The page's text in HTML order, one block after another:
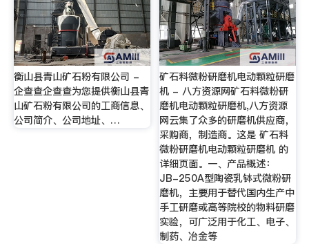
衡山县青山矿石粉有限公司 -
企查查企查查为您提供衡山县青
山矿石粉有限公司的工商信息、
公司简介、公司地址、…
矿石料微粉研磨机电动颗粒研磨
机 - 八方资源网矿石料微粉研
磨机电动颗粒研磨机,八方资源
网云集了众多的研磨机供应商，
采购商，制造商。这是 矿石料
微粉研磨机电动颗粒研磨机 的
详细页面。一、产品概述：
JB-250A型陶瓷乳钵式微粉研
磨机，主要用于替代国内生产中
手工研磨或高等院校的物料研磨
实验，可广泛用于化工、电子、
制药、冶金等